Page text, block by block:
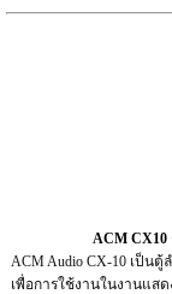
ACM CX10
ACM Audio CX-10 เป็น
เพื่อการใช้งานในงานแส